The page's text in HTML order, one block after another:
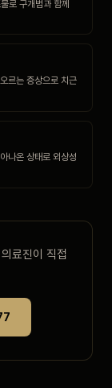
로 구개범과 함께
르는 증상으로 치근
나온 상태로 외상성
료진이 직접